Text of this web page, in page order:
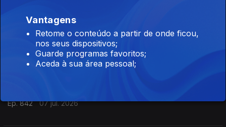
Samsung regressa em julho com Galaxy Z Fold
8 e Z Flip 8
08 jul. 2026
Ep. 842 07 jul. 2026
Vantagens
Retome o conteúdo a partir de onde ficou,
nos seus dispositivos;
Guarde programas favoritos;
Aceda à sua área pessoal;